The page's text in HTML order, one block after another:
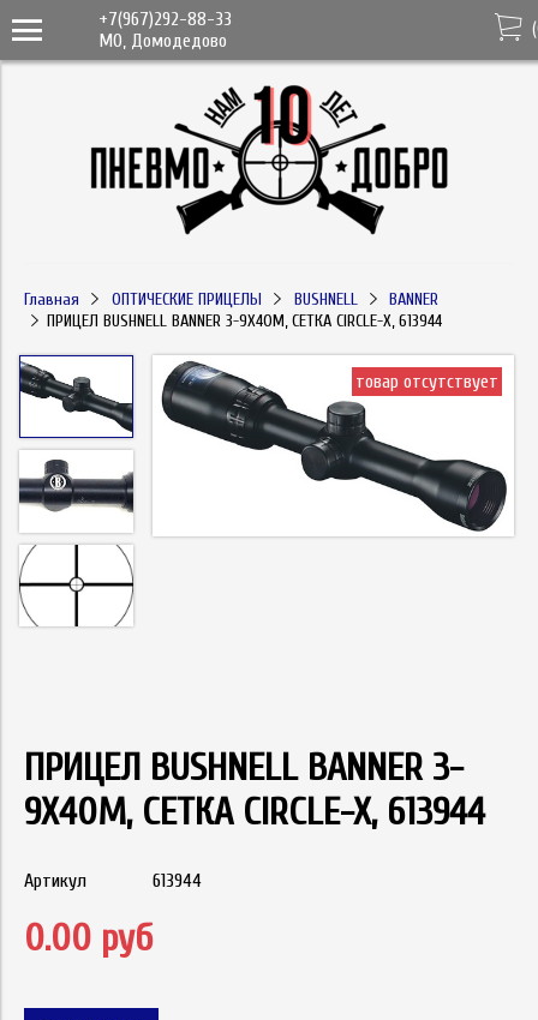
+7(967)292-88-33
МО, Домодедово
(
Главная ОПТИЧЕСКИЕ ПРИЦЕЛЫ BUSHNELL
BANNER
ПРИЦЕЛ BUSHNELL BANNER 3-9X40M, СЕТКА CIRCLE-X, 613944
товар отсутствует
ПРИЦЕЛ BUSHNELL BANNER 3-
9X40M, СЕТКА CIRCLE-X, 613944
Артикул 613944
0.00 руб